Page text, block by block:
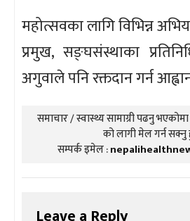
महोत्सवका लागि विभिन्न
प्रमुख, सङ्घसंस्थाका
अगुवाले पनि रक्तदान गर्न
समाचार / स्वास्थ्य सामाग्री पढनु
को लागी मेल गर्न सक्नु
सम्पर्क इमेल :